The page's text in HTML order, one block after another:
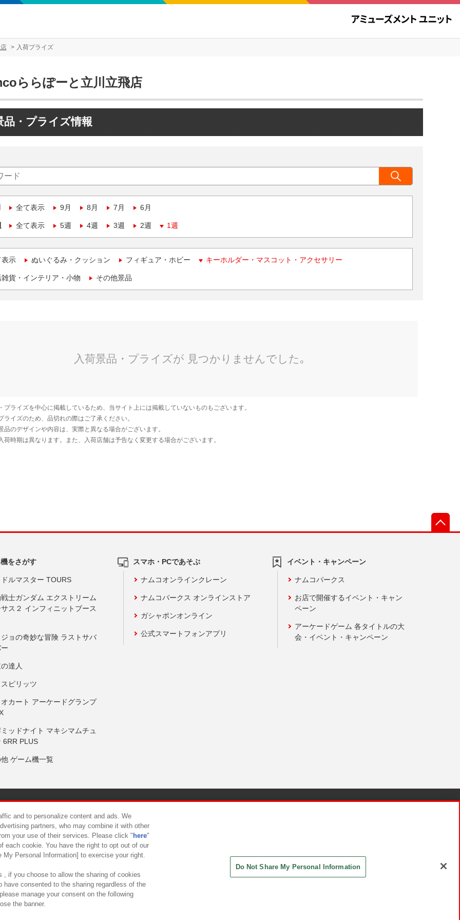
入荷プライズ
ららぽーと立川立飛店
品・プライズ情報
全て表示 9月 8月 7月 6月
全て表示 5週 4週 3週 2週 1週
表示 ぬいぐるみ・クッション フィギュア・ホビー キーホルダー・マスコット・アクセサリー
貨・インテリア・小物 その他景品
をさがす
ルマスター TOURS
士ガンダム エクストリーム
ス２ インフィニットブース
ョの奇妙な冒険 ラストサバ
達人
ピリッツ
カート アーケードグランプ
ッドナイト マキシマムチュ
6RR PLUS
ゲーム機一覧
スマホ・PCであそぶ
ナムコオンラインクレーン
ナムコパークス オンラインストア
ガシャポンオンライン
公式スマートフォンアプリ
イベント・キャンペーン
ナムコパークス
お店で開催するイベント・キャン
ペーン
アーケードゲーム 各タイトルの大
会・イベント・キャンペーン
について カスタマーハラスメント対応方針
and to personalize content and ads. We
partners, who may combine it with other
your use of their services. Please click " here"
each cookie. You have the right to opt out of our
Personal Information] to exercise your right.
, if you choose to allow the sharing of cookies
have consented to the sharing regardless of the
manage your consent on the following
the banner.
Do Not Share My Personal Information